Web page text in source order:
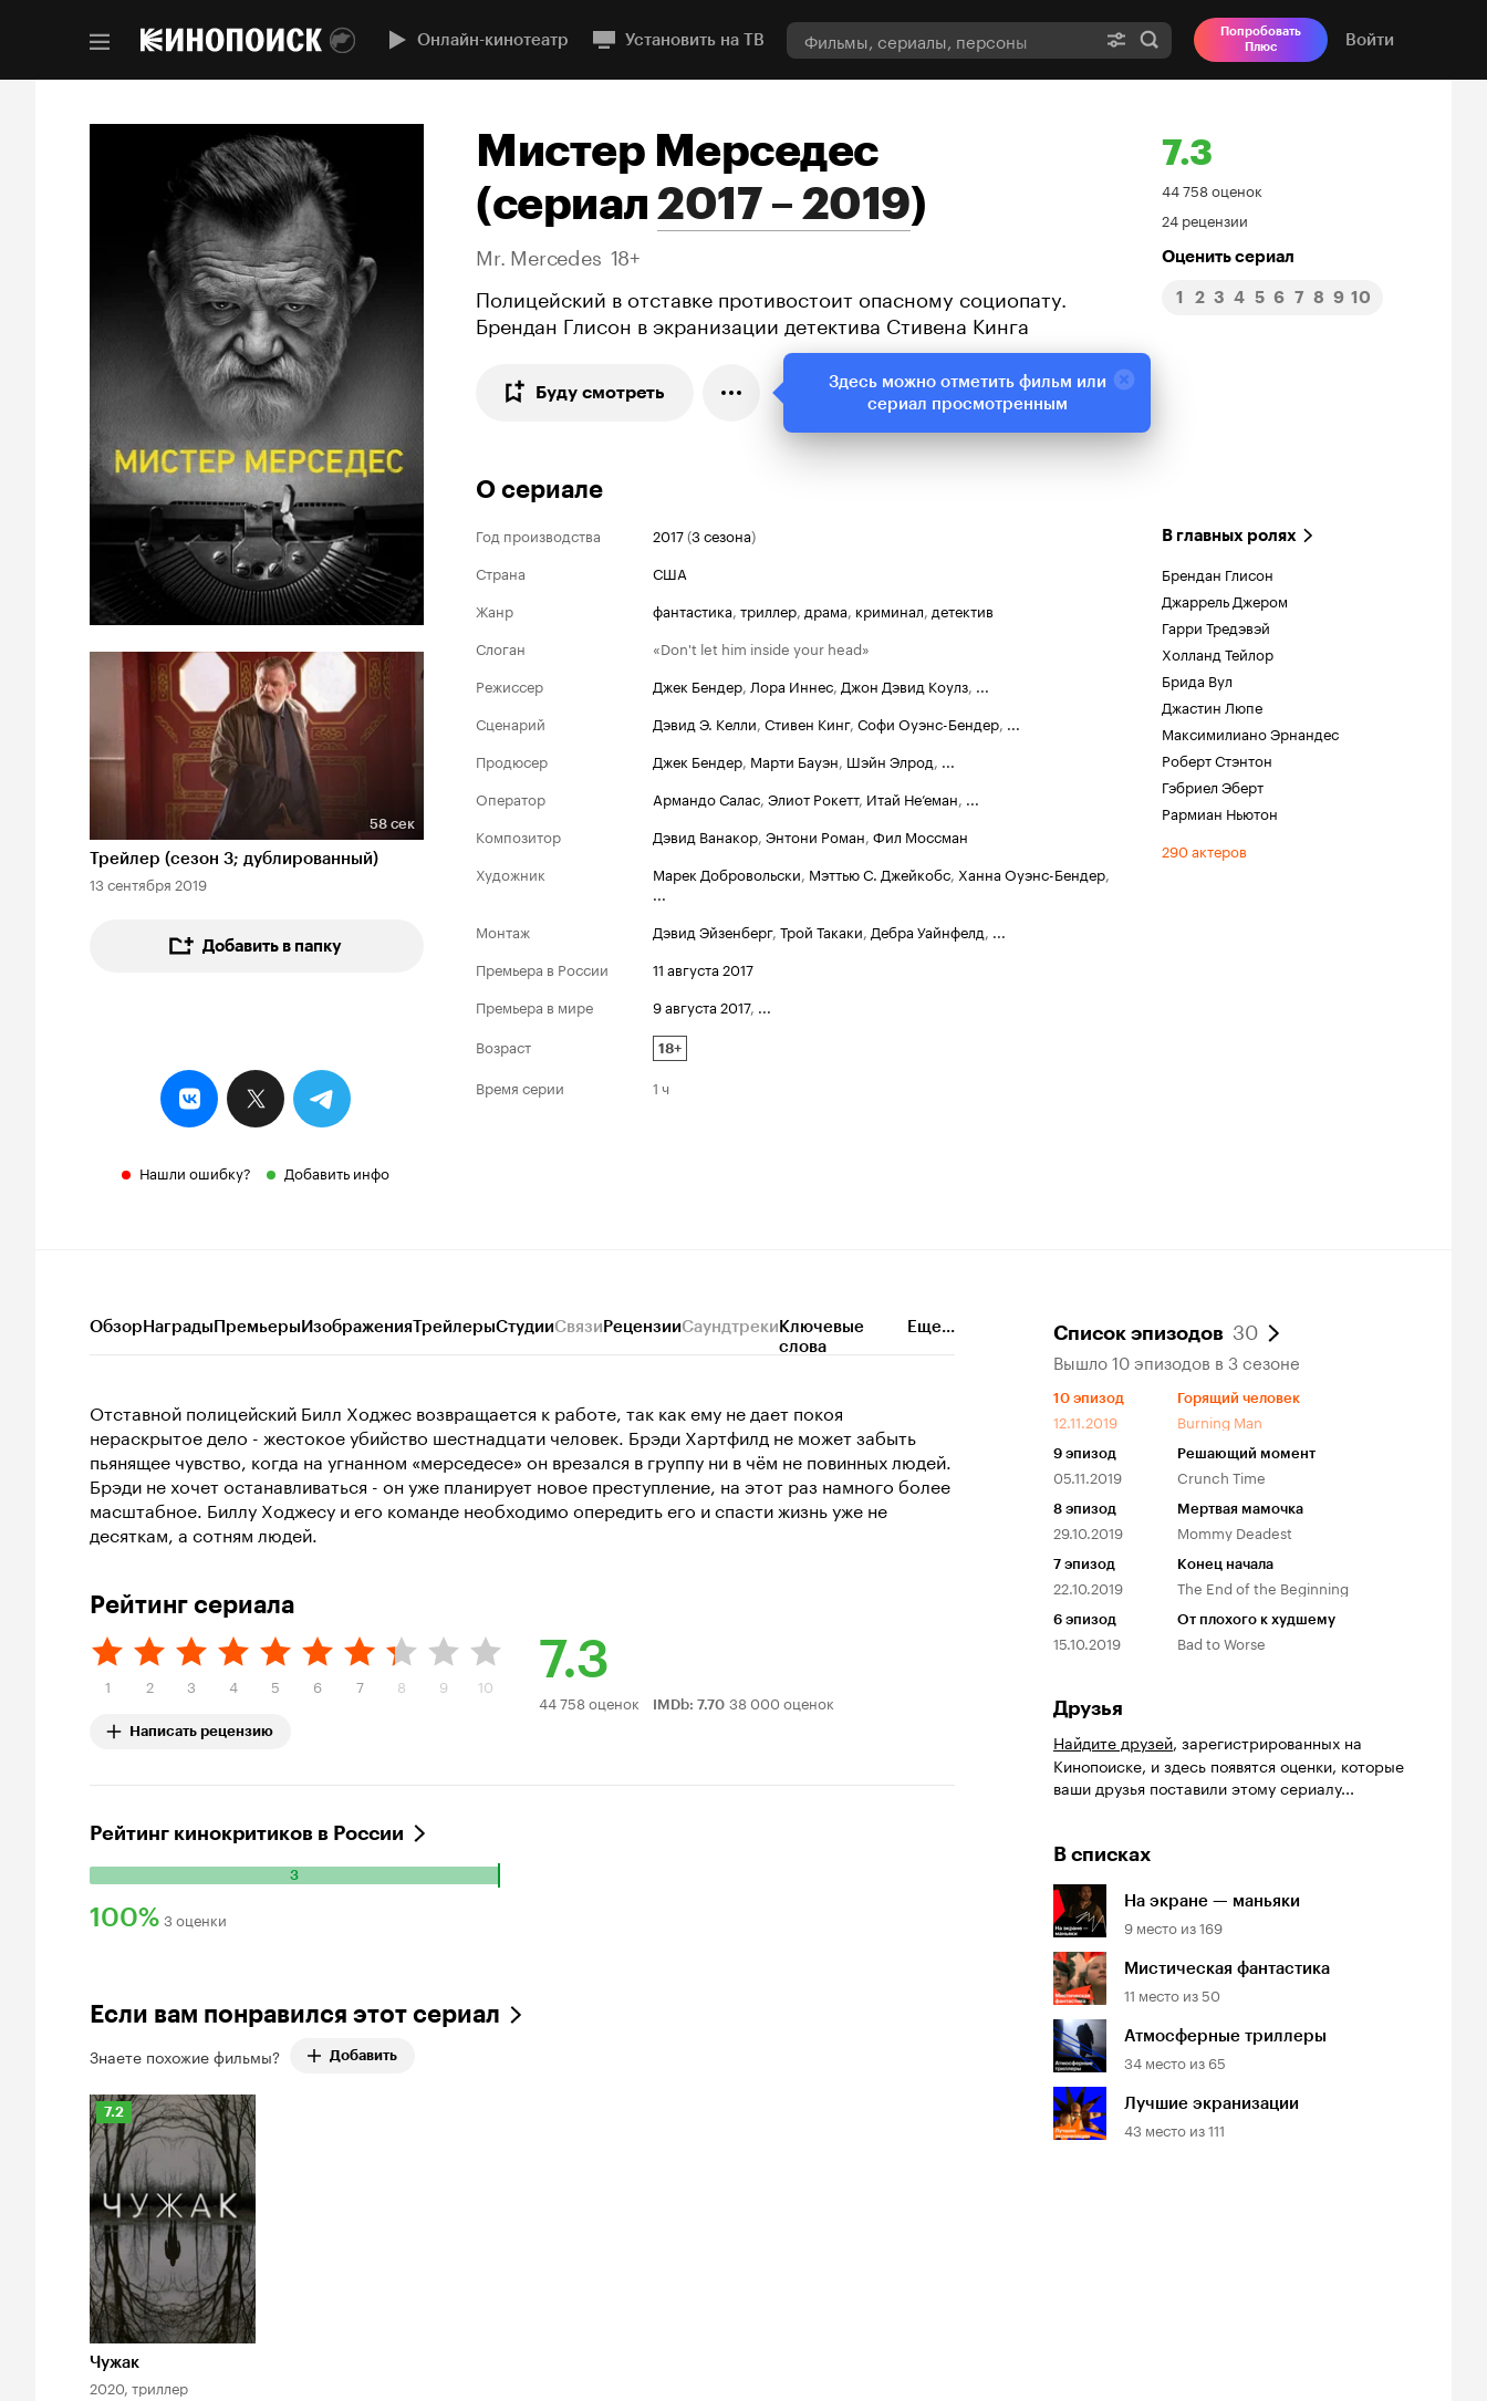
Онлайн-кинотеатр Установить на ТВ
Попробовать
Плюс
Войти
Длительность 58 сек
58 сек
Трейлер (сезон 3; дублированный)
13 сентября 2019
Добавить в папку
Нашли ошибку? Добавить инфо
Мистер Мерседес
(сериал2017 – 2019)
Mr. Mercedes 18+
Полицейский в отставке противостоит опасному социопату.
Брендан Глисон в экранизации детектива Стивена Кинга
Буду смотреть
7.3
Рейтинг
Кинопоиска
7.3
44 758 оценок
24 рецензии
Оценить сериал
1 2 3 4 5 6 7 8 9 10
О сериале
Год производства 2017(3 сезона)
Страна
США
Жанр
фантастика, триллер, драма, криминал, детектив
Слоган
«Don't let him inside your head»
Режиссер
Джек Бендер, Лора Иннес, Джон Дэвид Коулз, ...
Сценарий
Дэвид Э. Келли, Стивен Кинг, Софи Оуэнс-Бендер, ...
Продюсер
Джек Бендер, Марти Бауэн, Шэйн Элрод, ...
Оператор
Армандо Салас, Элиот Рокетт, Итай Не’еман, ...
Композитор
Дэвид Ванакор, Энтони Роман, Фил Моссман
Художник
Марек Добровольски, Мэттью С. Джейкобс, Ханна Оуэнс-Бендер,
...
Монтаж
Дэвид Эйзенберг, Трой Такаки, Дебра Уайнфелд, ...
Премьера в России
11 августа 2017
Премьера в мире
9 августа 2017, ...
Возраст
18+
Время серии 1 ч
В главных ролях
Брендан Глисон
Джаррель Джером
Гарри Тредэвэй
Холланд Тейлор
Брида Вул
Джастин Люпе
Максимилиано Эрнандес
Роберт Стэнтон
Гэбриел Эберт
Рармиан Ньютон
290 актеров
ОбзорНаградыПремьерыИзображенияТрейлерыСтудииСвязиРецензииСаундтрекиКлючевые
слова
Еще...
Отставной полицейский Билл Ходжес возвращается к работе, так как ему не дает покоя
нераскрытое дело - жестокое убийство шестнадцати человек. Брэди Хартфилд не может забыть
пьянящее чувство, когда на угнанном «мерседесе» он врезался в группу ни в чём не повинных людей.
Брэди не хочет останавливаться - он уже планирует новое преступление, на этот раз намного более
масштабное. Биллу Ходжесу и его команде необходимо опередить его и спасти жизнь уже не
десяткам, а сотням людей.
Рейтинг сериала
1 2 3 4 5 6 7 8 9 10
Написать рецензию
7.3
Рейтинг
44 758 оценок IMDb: 7.70 38 000 оценок
Рейтинг кинокритиков в России
3
Количество
положительных
оценок:
100%
100%
3 оценки
Если вам понравился этот сериал
Знаете похожие фильмы? Добавить
Рейтинг
Кинопоиска
7.2
7.2
Чужак
2020, триллер
Список эпизодов 30
Вышло 10 эпизодов в 3 сезоне
10 эпизод
12.11.2019
Горящий человек
Burning Man
9 эпизод
05.11.2019
Решающий момент
Crunch Time
8 эпизод
29.10.2019
Мертвая мамочка
Mommy Deadest
7 эпизод
22.10.2019
Конец начала
The End of the Beginning
6 эпизод
15.10.2019
От плохого к худшему
Bad to Worse
Друзья
Найдите друзей, зарегистрированных на
Кинопоиске, и здесь появятся оценки, которые
ваши друзья поставили этому сериалу...
В списках
На экране — маньяки
9 место из169
Мистическая фантастика
11 место из 50
Атмосферные триллеры
34 место из 65
Лучшие экранизации
43 место из111
Здесь можно отметить фильм или
сериал просмотренным